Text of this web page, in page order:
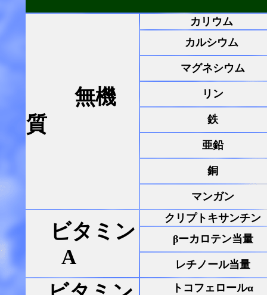
無機
質
カリウム
カルシウム
マグネシウム
リン
鉄
亜鉛
銅
マンガン
ビタミン
A
クリプトキサンチン
βーカロテン当量
レチノール当量
トコフェロールα